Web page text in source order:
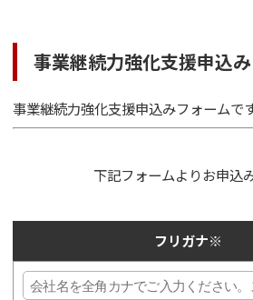
事業継続力強化支援申込
事業継続力強化支援申込みフォームです
下記フォームよりお申込
フリガナ※